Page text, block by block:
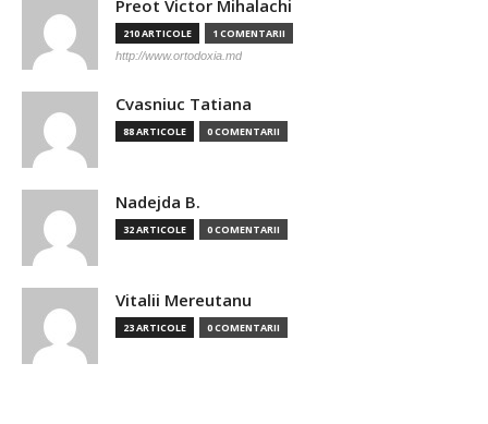
Preot Victor Mihalachi
210 ARTICOLE 1 COMENTARII
http://www.ortodoxia.md
Cvasniuc Tatiana
88 ARTICOLE 0 COMENTARII
Nadejda B.
32 ARTICOLE 0 COMENTARII
Vitalii Mereutanu
23 ARTICOLE 0 COMENTARII